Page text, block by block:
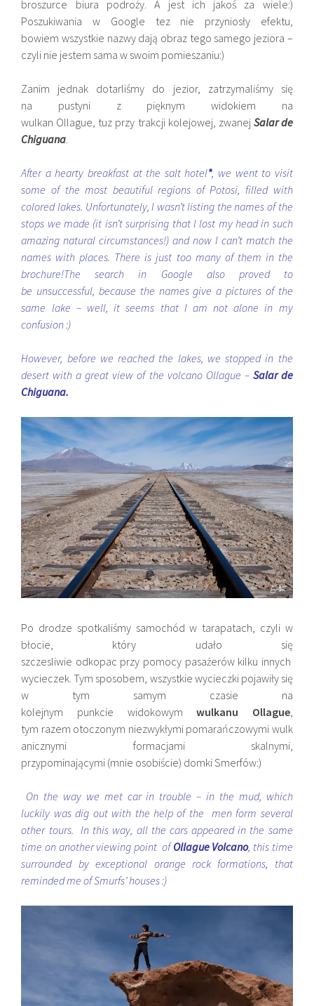
broszurce biura podroży. A jest ich jakoś za wiele:)
Poszukiwania w Google tez nie przyniosły efektu,
bowiem wszystkie nazwy dają obraz tego samego jeziora –
czyli nie jestem sama w swoim pomieszaniu:)
Zanim jednak dotarliśmy do jezior, zatrzymaliśmy się
na pustyni z pięknym widokiem na
wulkan Ollague, tuz przy trakcji kolejowej, zwanej Salar de
Chiguana
After a hearty breakfast at the salt hotel*, we went to visit
some of the most beautiful regions of Potosi, filled with
colored lakes. Unfortunately, I wasn’t listing the names of the
stops we made (it isn’t surprising that I lost my head in such
amazing natural circumstances!) and now I can’t match the
names with places. There is just too many of them in the
brochure!The search in Google also proved to
be unsuccessful, because the names give a pictures of the
same lake – well, it seems that I am not alone in my
confusion :)
However, before we reached the lakes, we stopped in the
desert with a great view of the volcano Ollague –Salar de
Chiguana.
Po drodze spotkaliśmy samochód w tarapatach, czyli w
błocie, który udało się
szczesliwie odkopac przy pomocy pasażerów kilku innych
wycieczek. Tym sposobem, wszystkie wycieczki pojawiły się
w tym samym czasie na
kolejnym punkcie widokowym wulkanu Ollague,
tym razem otoczonym niezwykłymi pomarańczowymi wulk
anicznymi formacjami skalnymi,
przypominającymi (mnie osobiście) domki Smerfów:)
On the way we met car in trouble – in the mud, which
luckily was dig out with the help of the men form several
other tours. In this way, all the cars appeared in the same
time on another viewing point ofOllague Volcano, this time
surrounded by exceptional orange rock formations, that
reminded me of Smurfs’ houses :)